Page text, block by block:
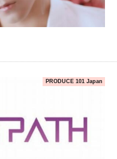
PRODUCE 101 Japan